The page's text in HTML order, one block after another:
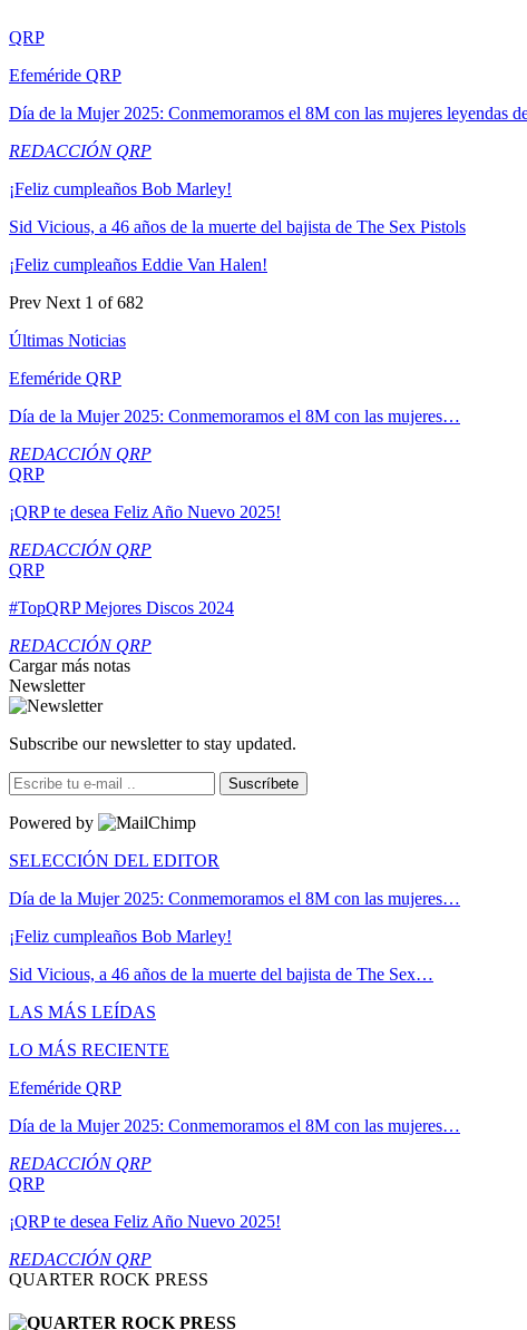
QRP
Efeméride QRP
Día de la Mujer 2025: Conmemoramos el 8M con las mujeres leyendas
REDACCIÓN QRP
¡Feliz cumpleaños Bob Marley!
Sid Vicious, a 46 años de la muerte del bajista de The Sex Pistols
¡Feliz cumpleaños Eddie Van Halen!
Prev Next 1 of 682
Últimas Noticias
Efeméride QRP
Día de la Mujer 2025: Conmemoramos el 8M con las mujeres…
REDACCIÓN QRP
QRP
¡QRP te desea Feliz Año Nuevo 2025!
REDACCIÓN QRP
QRP
#TopQRP Mejores Discos 2024
REDACCIÓN QRP
Cargar más notas
Newsletter
Subscribe our newsletter to stay updated.
Suscríbete
Powered by
SELECCIÓN DEL EDITOR
Día de la Mujer 2025: Conmemoramos el 8M con las mujeres…
¡Feliz cumpleaños Bob Marley!
Sid Vicious, a 46 años de la muerte del bajista de The Sex…
LAS MÁS LEÍDAS
LO MÁS RECIENTE
Efeméride QRP
Día de la Mujer 2025: Conmemoramos el 8M con las mujeres…
REDACCIÓN QRP
QRP
¡QRP te desea Feliz Año Nuevo 2025!
REDACCIÓN QRP
QUARTER ROCK PRESS